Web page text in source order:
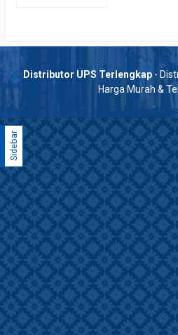
Sidebar
Distributor UPS Terlengkap -
Harga Murah &